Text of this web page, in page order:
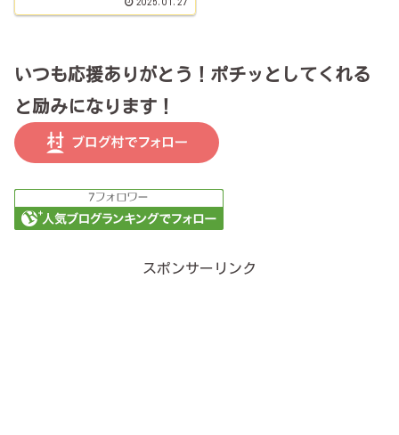
いつも応援ありがとう！ポチッとしてくれる
と励みになります！
スポンサーリンク